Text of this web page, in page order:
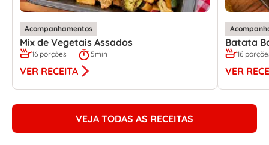
Acompanhamentos
Mix de Vegetais Assados
16 porções 5min
VER RECEITA
Batata
16
VER
VEJA TODAS AS RECEITAS